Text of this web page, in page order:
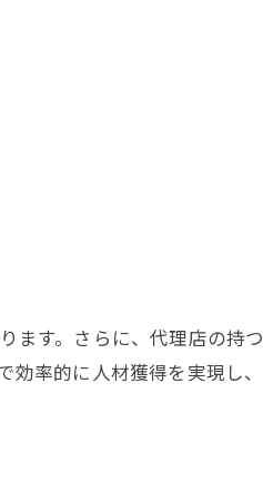
ます。さらに、代理店の持つ
率的に人材獲得を実現し、